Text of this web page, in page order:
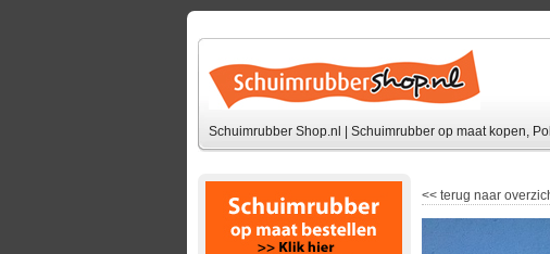
Schuimrubber Shop.nl | Schuimrubber op maat kopen,
<< terug naar